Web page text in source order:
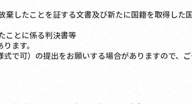
たことを証する文書及び新たに国籍を取得した
とに係る判決書等
ます。
可）の提出をお願いする場合がありますので、ご